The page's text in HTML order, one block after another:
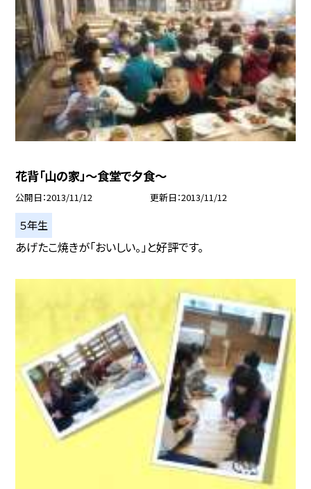
花背「山の家」〜食堂で夕食〜
公開日 2013/11/12 更新日 2013/11/12
５年生
あげたこ焼きが「おいしい。」と好評です。